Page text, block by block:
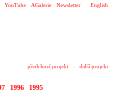
English
YouTube AGalerie Newsletter
předchozí projekt - další projekt
1996 1995